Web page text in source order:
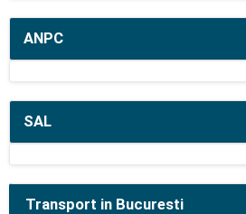
ANPC
SAL
Transport in Bucuresti